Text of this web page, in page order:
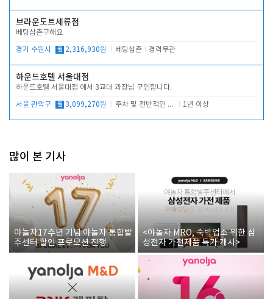
브라운도트세류점
베팅삼촌구해요
경기 수원시 월 2,316,930원 베팅삼촌 경력무관
하운드호텔 서울대점
하운드호텔 서울대점 에서 3교대 과장님 구인합니다.
서울 관악구 월 3,099,270원 주차 및 전반적인 당번업무 1년 이상
많이 본 기사
야놀자17주년 기념 야놀자 통합발
주센터 할인 프로모션 진행
<야놀자 MRO, 숙박업소 위한 삼
성전자 가전제품 특가 개시>